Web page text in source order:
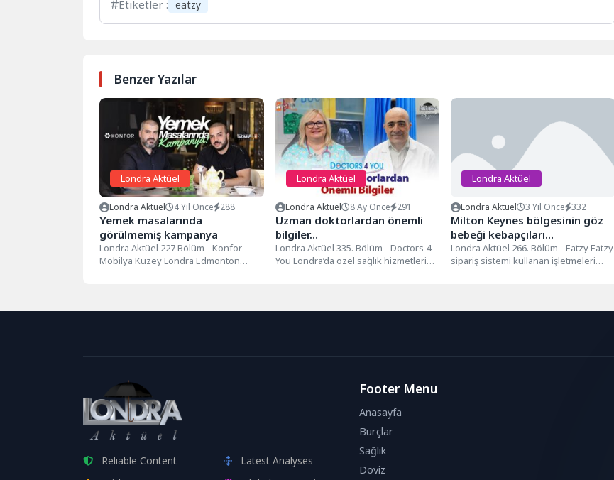
Etiketler : eatzy
Benzer Yazılar
Londra Aktüel
Londra Aktuel 4 Yıl Önce 288
Yemek masalarında
görülmemiş kampanya
Londra Aktüel 227 Bölüm - Konfor
Mobilya Kuzey Londra Edmonton
Londra Aktüel
Londra Aktuel 8 Ay Önce 291
Uzman doktorlardan önemli
bilgiler…
Londra Aktüel 335. Bölüm - Doctors 4
You Londra’da özel sağlık hizmetleri
Londra Aktüel
Londra Aktuel 3 Yıl Önce 332
Milton Keynes bölgesinin göz
bebeği kebapçıları…
Londra Aktüel 266. Bölüm - Eatzy Eatzy
sipariş sistemi kullanan işletmeleri
Reliable Content
Latest Analyses
Footer Menu
Anasayfa
Burçlar
Sağlık
Döviz